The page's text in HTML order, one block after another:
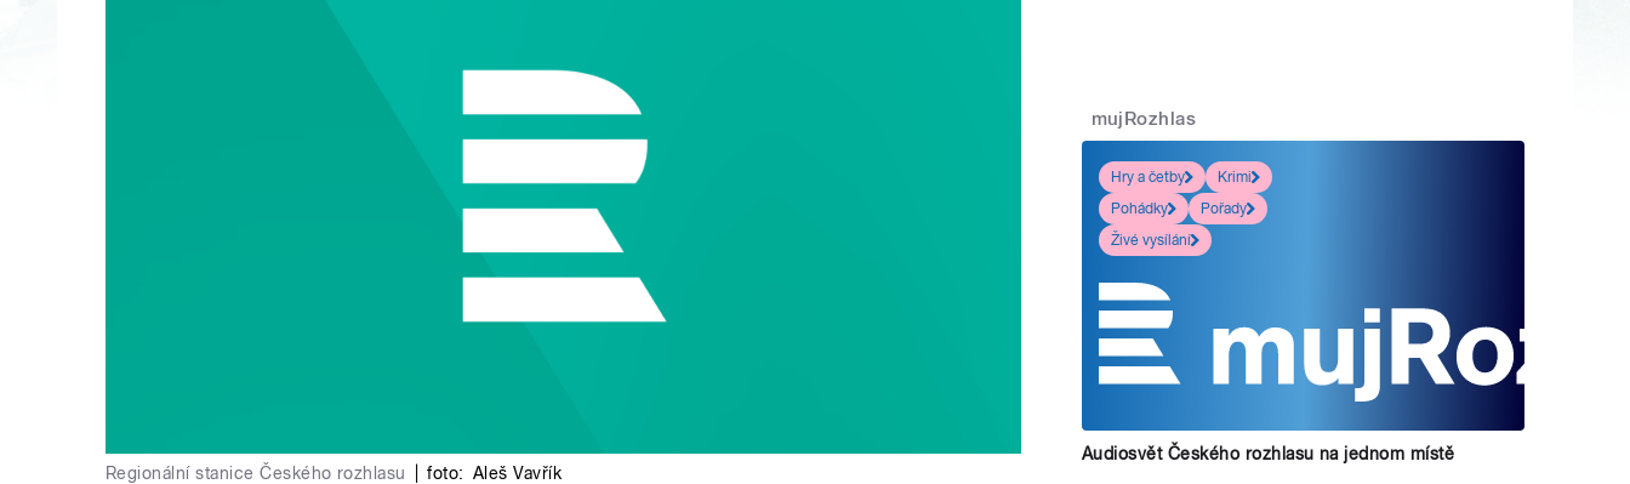
Regionální stanice Českého rozhlasu foto: Aleš Vavřík
mujRozhlas
Hry a četby
Krimi
Pohádky
Pořady
Živé vysílání
Audiosvět Českého rozhlasu na jednom místě